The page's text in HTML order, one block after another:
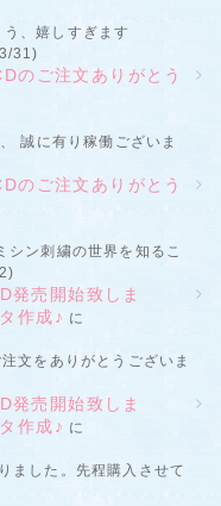
、嬉しすぎます
31)
のご注文ありがとう
誠に有り稼働ございま
のご注文ありがとう
シン刺繍の世界を知るこ
売開始致しま
作成♪ に
文をありがとうございま
売開始致しま
作成♪ に
ました。先程購入させて